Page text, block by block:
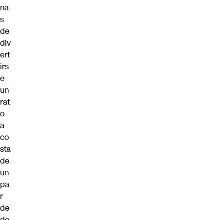
na
s
de
div
ert
irs
e
un
rat
o
a
co
sta
de
un
pa
r
de